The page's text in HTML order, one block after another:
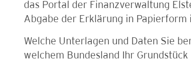
das Portal der Finanzverwaltung
Abgabe der Erklärung in Papierform
Welche Unterlagen und Daten Sie
welchem Bundesland Ihr